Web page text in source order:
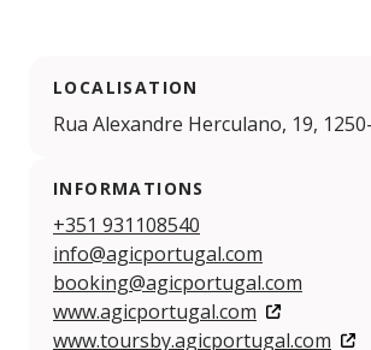
LOCALISATION
Rua Alexandre Herculano, 19,
INFORMATIONS
+351 931108540
info@agicportugal.com
booking@agicportugal.com
www.agicportugal.com
www.toursby.agicportugal.com